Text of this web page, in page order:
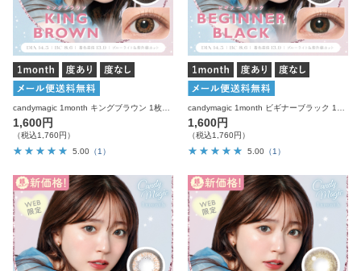
1,600円
（税込1,760円）
5.00 （1）
1,600円
（税込1,760円）
5.00 （1）